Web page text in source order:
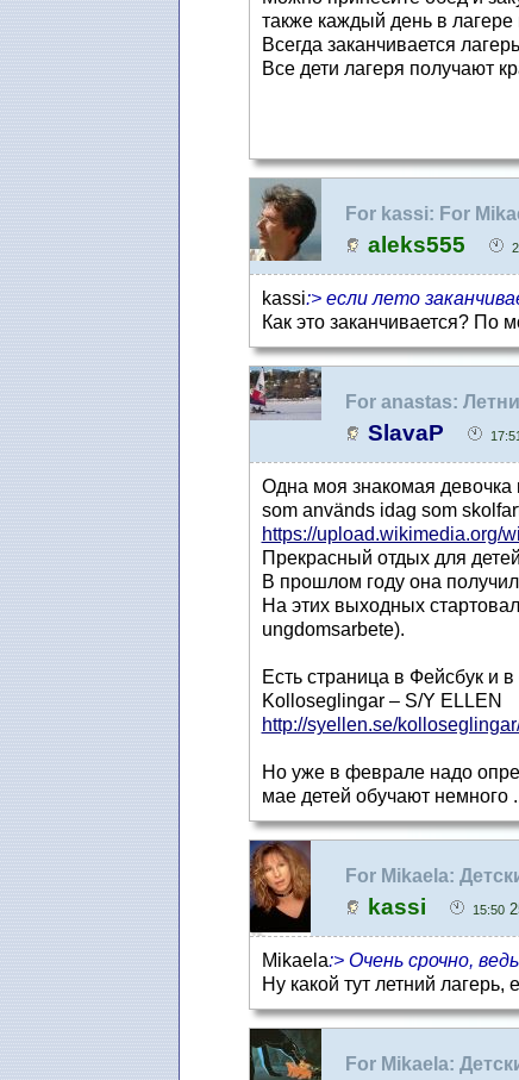
также каждый день в лагере
Всегда заканчивается
Все дети лагеря получают
For kassi: For
aleks555
kassi:> если лето
Как это заканчивается? По
For anastas:
SlavaP 17:51
Одна моя знакомая девочка
som används idag som
https://upload.wikimedia.org/
Прекрасный отдых для
В прошлом году она
На этих выходных
ungdomsarbete).
Есть страница в Фейсбук и
Kolloseglingar – S/Y ELLEN
http://syellen.se/
Но уже в феврале надо
мае детей обучают немного
For Mikaela:
kassi 15:50
Mikaela:> Очень срочно,
Ну какой тут летний
For Mikaela: